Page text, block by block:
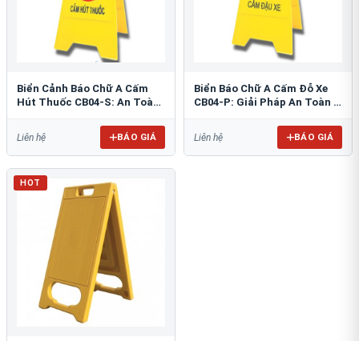
Biển Cảnh Báo Chữ A Cấm
Hút Thuốc CB04-S: An Toàn
Liên hệ BÁO GIÁ
Biển Báo Chữ A Cấm Đỗ Xe
CB04-P: Giải Pháp An Toàn &
Liên hệ BÁO GIÁ
HOT